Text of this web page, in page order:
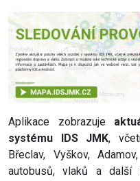
Aplikace zobrazuje
systému IDS JMK,
Břeclav, Vyškov,
autobusů, vlaků a další